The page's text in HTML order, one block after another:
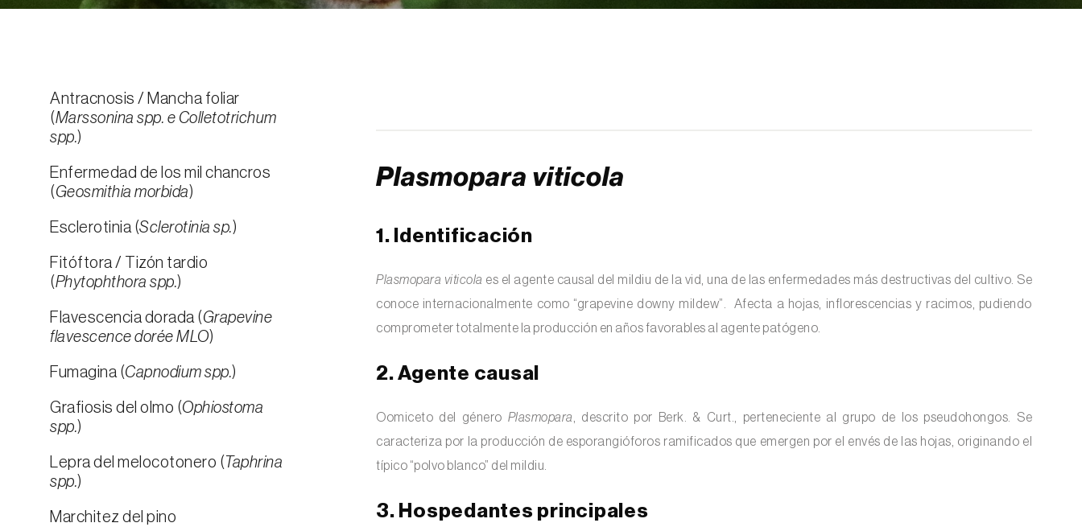
Antracnosis / Mancha foliar
(Marssonina spp. e Colletotrichum
spp.)
Enfermedad de los mil chancros
(Geosmithia morbida)
Esclerotinia (Sclerotinia sp.)
Fitóftora / Tizón tardio
(Phytophthora spp.)
Flavescencia dorada (Grapevine
flavescence dorée MLO)
Fumagina (Capnodium spp.)
Grafiosis del olmo (Ophiostoma
spp.)
Lepra del melocotonero ( Taphrina
spp.)
Marchitez del pino
Plasmopara viticola
1. Identificación
Plasmopara viticola es el agente causal del mildiu de la vid, una de las enfermedades más destructivas del cultivo. Se
conoce internacionalmente como “grapevine downy mildew”. Afecta a hojas, inflorescencias y racimos, pudiendo
comprometer totalmente la producción en años favorables al agente patógeno.
2. Agente causal
Oomiceto del género Plasmopara
, descrito por Berk. & Curt., perteneciente al grupo de los pseudohongos. Se
caracteriza por la producción de esporangióforos ramificados que emergen por el envés de las hojas, originando el
típico “polvo blanco” del mildiu.
3. Hospedantes principales